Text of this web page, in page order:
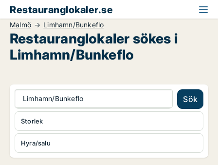
Restauranglokaler.se
Malmö Limhamn/Bunkeflo
Restauranglokaler sökes i
Limhamn/Bunkeflo
Limhamn/Bunkeflo Sök
Hyra/salu
Storlek